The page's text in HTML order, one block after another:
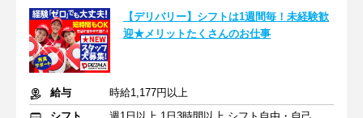
【デリバリー】シフトは1週間毎！未経験歓
迎★メリットたくさんのお仕事
給与
時給1,177円以上